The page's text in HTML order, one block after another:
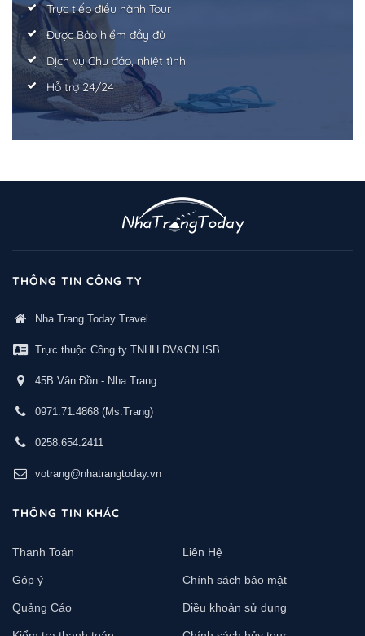
Trực tiếp điều hành Tour
Được Bảo hiểm đầy đủ
Dịch vụ Chu đáo, nhiệt tình
Hỗ trợ 24/24
THÔNG TIN CÔNG TY
Nha Trang Today Travel
Trực thuộc Công ty TNHH DV&CN ISB
45B Vân Đồn - Nha Trang
0971.71.4868 (Ms.Trang)
0258.654.2411
votrang@nhatrangtoday.vn
THÔNG TIN KHÁC
Thanh Toán Liên Hệ
Góp ý Chính sách bảo mật
Quảng Cáo Điều khoản sử dụng